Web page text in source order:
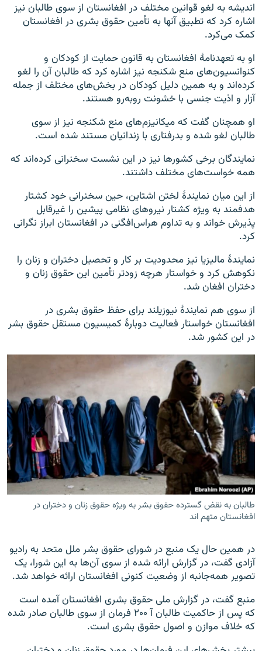
اندیشه به لغو قوانین مختلف در افغانستان از سوی طالبان نیز
اشاره کرد که تطبیق آنها به تأمین حقوق بشری در افغانستان
کمک می‌کرد.
او به تعهدنامهٔ افغانستان به قانون حمایت از کودکان و
کنوانسیون‌های منع شکنجه نیز اشاره کرد که طالبان آن را لغو
کرده‌اند و به همین دلیل کودکان در بخش‌های مختلف از جمله
آزار و اذیت جنسی با خشونت روبه‌رو هستند.
او همچنان گفت که میکانیزم‌های منع شکنجه نیز از سوی
طالبان لغو شده و بدرفتاری با زندانیان مستند شده است.
نمایندگان برخی کشورها نیز در این نشست سخنرانی کرده‌اند که
همه خواست‌های مختلف داشتند.
از این میان نمایندهٔ لختن اشتاین، حین سخنرانی خود کشتار
هدفمند به ویژه کشتار نیروهای نظامی پیشین را غیرقابل
پذیرش خواند و به تداوم هراس‌افگنی در افغانستان ابراز نگرانی
کرد.
نمایندهٔ مالیزیا نیز محدودیت بر کار و تحصیل دختران و زنان را
نکوهش کرد و خواستار هرچه زودتر تأمین این حقوق زنان و
دختران افغان شد.
از سوی هم نمایندهٔ نیوزیلند برای حفظ حقوق بشری در
افغانستان خواستار فعالیت دوبارهٔ کمیسیون مستقل حقوق بشر
در این کشور شد.
طالبان به نقض گسترده حقوق بشر به ویژه حقوق زنان و دختران در
افغانستان متهم اند
در همین حال یک منبع در شورای حقوق بشر ملل متحد به رادیو
آزادی گفت، در گزارش ارائه شده از سوی آن‌ها به این شورا، یک
تصویر همه‌جانبه از وضعیت کنونی افغانستان ارائه خواهد شد.
منبع گفت، در گزارش ملی حقوق بشری افغانستان آمده است
که پس از حاکمیت طالبان آ ۲۰۰ فرمان از سوی طالبان صادر شده
که خلاف موازن و اصول حقوق بشری است.